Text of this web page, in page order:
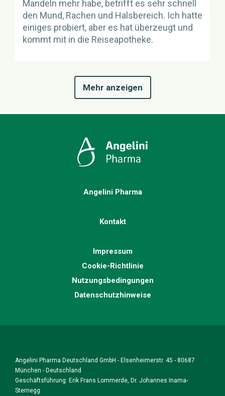
Mandeln mehr habe, betrifft es sehr schnell
den Mund, Rachen und Halsbereich. Ich hatte
einiges probiert, aber es hat überzeugt und
kommt mit in die Reiseapotheke.
Mehr anzeigen
Angelini Pharma
Kontakt
Impressum
Cookie-Richtlinie
Nutzungsbedingungen
Datenschutzhinweise
Angelini Pharma Deutschland GmbH - Elsenheimerstr. 45 - 80687
München - Deutschland
Geschäftsführung: Erik Frans Lommerde, Dr. Johannes Inama-
Sternegg